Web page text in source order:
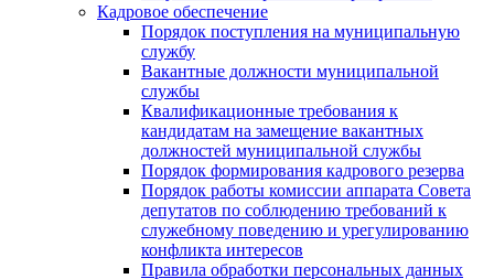
Кадровое обеспечение
Порядок поступления на муниципальную
службу
Вакантные должности муниципальной
службы
Квалификационные требования к
кандидатам на замещение вакантных
должностей муниципальной службы
Порядок формирования кадрового резерва
Порядок работы комиссии аппарата Совета
депутатов по соблюдению требований к
служебному поведению и урегулированию
конфликта интересов
Правила обработки персональных данных